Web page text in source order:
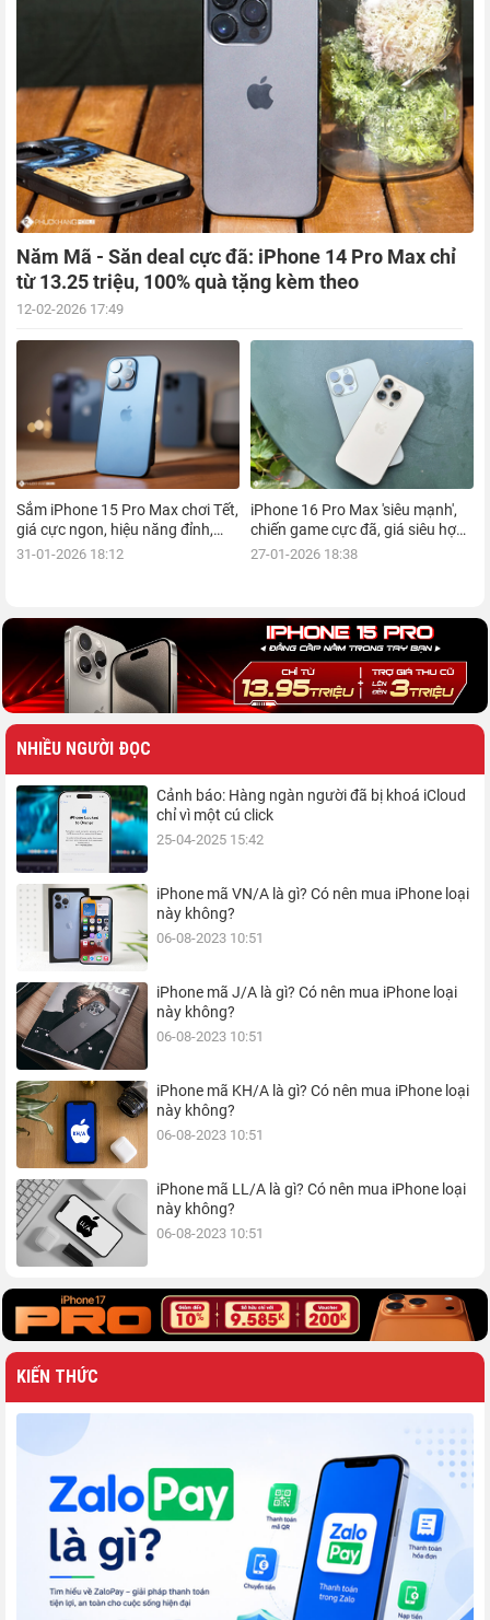
Năm Mã - Săn deal cực đã: iPhone 14 Pro Max chỉ
từ 13.25 triệu, 100% quà tặng kèm theo
12-02-2026 17:49
Sắm iPhone 15 Pro Max chơi Tết,
giá cực ngon, hiệu năng đỉnh,
kèm nhiều ưu đãi, mua ngay!
31-01-2026 18:12
iPhone 16 Pro Max 'siêu mạnh',
chiến game cực đã, giá siêu hợp
lý, mua ngay!
27-01-2026 18:38
NHIỀU NGƯỜI ĐỌC
Cảnh báo: Hàng ngàn người đã bị khoá iCloud
chỉ vì một cú click
25-04-2025 15:42
iPhone mã VN/A là gì? Có nên mua iPhone loại
này không?
06-08-2023 10:51
iPhone mã J/A là gì? Có nên mua iPhone loại
này không?
06-08-2023 10:51
iPhone mã KH/A là gì? Có nên mua iPhone loại
này không?
06-08-2023 10:51
iPhone mã LL/A là gì? Có nên mua iPhone loại
này không?
06-08-2023 10:51
KIẾN THỨC